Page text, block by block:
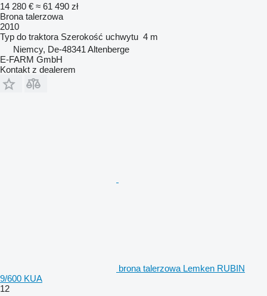
14 280 € ≈ 61 490 zł
Brona talerzowa
2010
Typ do traktora Szerokość uchwytu 4 m
Niemcy, De-48341 Altenberge
E-FARM GmbH
Kontakt z dealerem
brona talerzowa Lemken RUBIN
9/600 KUA
12